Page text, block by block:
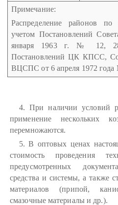
Примечание:
Распределение районов
учетом Постановлений
января 1963 г. № 12,
Постановлений ЦК КПСС,
ВЦСПС от 6 апреля 1972 года
4. При наличии условий
применение нескольких
перемножаются.
5. В оптовых ценах
стоимость проведения
предусмотренных
средства и системы, а также
материалов (припой,
смазочные материалы и др.).